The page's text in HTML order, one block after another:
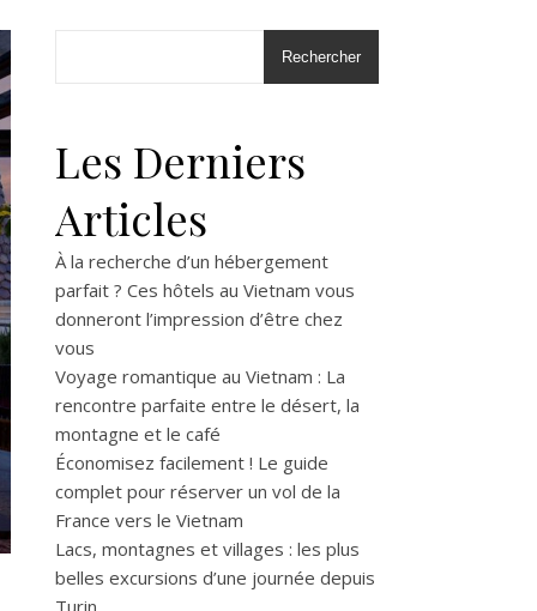
Rechercher
Les Derniers
Articles
À la recherche d’un hébergement
parfait ? Ces hôtels au Vietnam vous
donneront l’impression d’être chez
vous
Voyage romantique au Vietnam : La
rencontre parfaite entre le désert, la
montagne et le café
Économisez facilement ! Le guide
complet pour réserver un vol de la
France vers le Vietnam
Lacs, montagnes et villages : les plus
belles excursions d’une journée depuis
Turin